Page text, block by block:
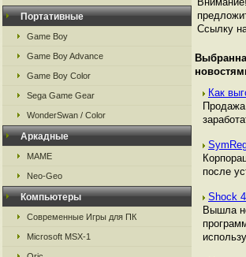
Портативные
Game Boy
Game Boy Advance
Game Boy Color
Sega Game Gear
WonderSwan / Color
Аркадные
MAME
Neo-Geo
Компьютеры
Современные Игры для ПК
Microsoft MSX-1
Ссылку
Как
после
Shock
Вышла